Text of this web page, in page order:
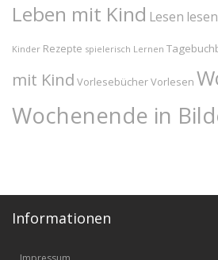
Leben mit Kind Lesen
Kinder Rezepte spielerisch Lernen
mit Kind VorlesebücherVorlesen
Wochenende in
Informationen